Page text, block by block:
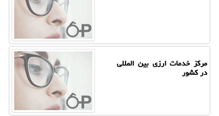
مركز خدمات ارزی بین المللی
در كشور